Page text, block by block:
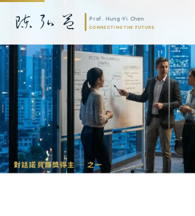
對話諾貝爾獎得主 — 之一